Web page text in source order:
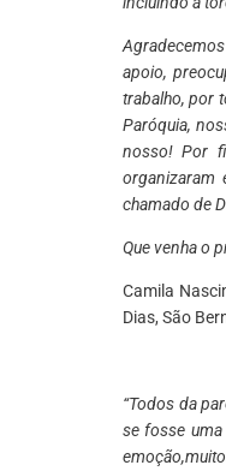
apoio,
trabalho, por
Paróquia,
nosso! Por
organizaram
chamado de
Que venha o
Camila
Dias, São
“Todos da
se fosse